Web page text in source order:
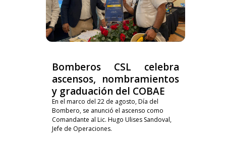
Bomberos CSL celebra
ascensos, nombramientos
y graduación del COBAE
En el marco del 22 de agosto, Día del
Bombero, se anunció el ascenso como
Comandante al Lic. Hugo Ulises Sandoval,
Jefe de Operaciones.